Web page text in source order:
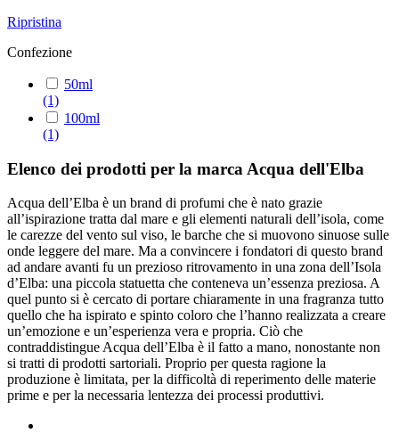
Ripristina
Confezione
50ml
(1)
100ml
(1)
Elenco dei prodotti per la marca Acqua dell'Elba
Acqua dell’Elba è un brand di profumi che è nato grazie
all’ispirazione tratta dal mare e gli elementi naturali dell’isola, come
le carezze del vento sul viso, le barche che si muovono sinuose sulle
onde leggere del mare. Ma a convincere i fondatori di questo brand
ad andare avanti fu un prezioso ritrovamento in una zona dell’Isola
d’Elba: una piccola statuetta che conteneva un’essenza preziosa. A
quel punto si è cercato di portare chiaramente in una fragranza tutto
quello che ha ispirato e spinto coloro che l’hanno realizzata a creare
un’emozione e un’esperienza vera e propria. Ciò che
contraddistingue Acqua dell’Elba è il fatto a mano, nonostante non
si tratti di prodotti sartoriali. Proprio per questa ragione la
produzione è limitata, per la difficoltà di reperimento delle materie
prime e per la necessaria lentezza dei processi produttivi.